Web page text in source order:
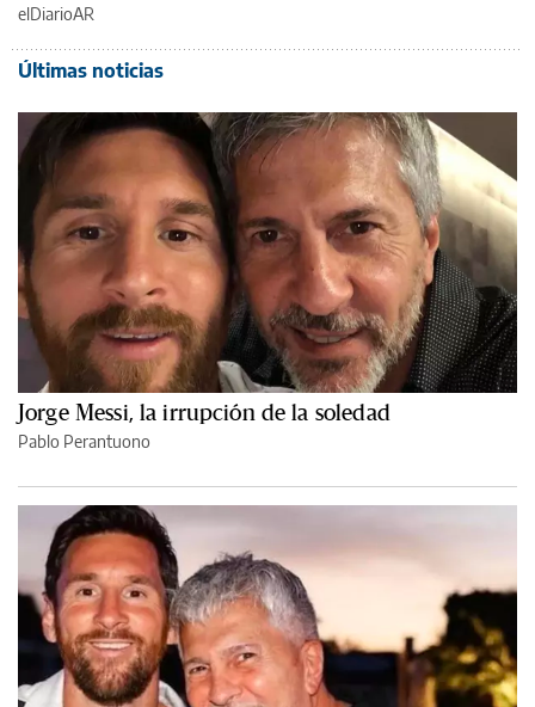
elDiarioAR
Últimas noticias
Jorge Messi, la irrupción de la soledad
Pablo Perantuono